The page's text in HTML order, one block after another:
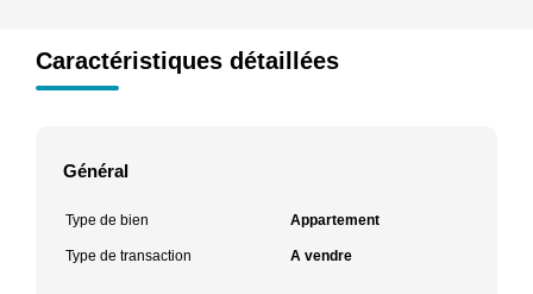
Caractéristiques détaillées
Général
Type de bien Appartement
Type de transaction A vendre